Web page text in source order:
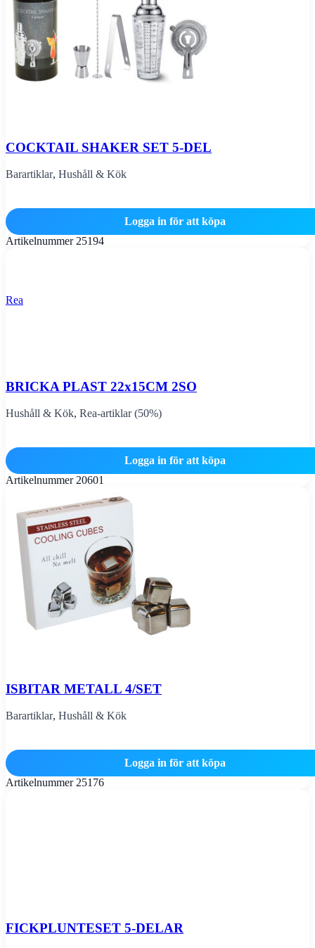
COCKTAIL SHAKER SET 5-DEL
Barartiklar, Hushåll & Kök
Logga in för att köpa
Artikelnummer 25194
Rea
BRICKA PLAST 22x15CM 2SO
Hushåll & Kök, Rea-artiklar (50%)
Logga in för att köpa
Artikelnummer 20601
ISBITAR METALL 4/SET
Barartiklar, Hushåll & Kök
Logga in för att köpa
Artikelnummer 25176
FICKPLUNTESET 5-DELAR